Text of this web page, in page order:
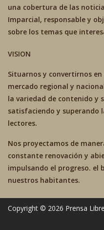
una cobertura de las
Imparcial, responsable y
sobre los temas que
VISION
Situarnos y convertirnos
mercado regional y
la variedad de contenido y
satisfaciendo y superando
lectores.
Nos proyectamos de
constante renovación y
impulsando el progreso. el
nuestros habitantes.
Copyright © 2026 Prensa